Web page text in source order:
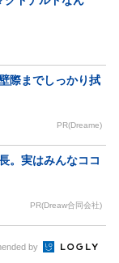
際までしっかり拭
PR(Dreame)
。実はみんなココ
PR(Dreaw合同会社)
by